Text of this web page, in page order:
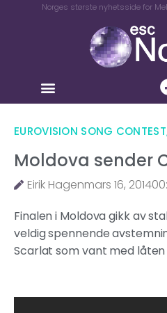
Norges største nyhetsside for
EUROVISION SONG CONTEST
Moldova sender
Eirik Hagenmars 16, 2014
Finalen i Moldova gikk av
veldig spennende
Scarlat som vant med låten